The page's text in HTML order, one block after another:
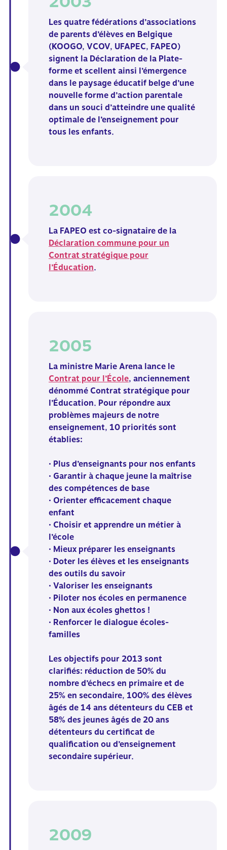
Les quatre fédérations d’associations
de parents d’élèves en Belgique
(KOOGO, VCOV, UFAPEC, FAPEO)
signent la Déclaration de la Plate-
forme et scellent ainsi l’émergence
dans le paysage éducatif belge d’une
nouvelle forme d’action parentale
dans un souci d’atteindre une qualité
optimale de l’enseignement pour
tous les enfants.
2004
La FAPEO est co-signataire de la
Déclaration commune pour un
Contrat stratégique pour
l’Éducation.
2005
La ministre Marie Arena lance le
Contrat pour l’École, anciennement
dénommé Contrat stratégique pour
l’Éducation. Pour répondre aux
problèmes majeurs de notre
enseignement, 10 priorités sont
établies:
• Plus d’enseignants pour nos enfants
• Garantir à chaque jeune la maîtrise
des compétences de base
• Orienter efficacement chaque
enfant
• Choisir et apprendre un métier à
l’école
• Mieux préparer les enseignants
• Doter les élèves et les enseignants
des outils du savoir
• Valoriser les enseignants
• Piloter nos écoles en permanence
• Non aux écoles ghettos !
• Renforcer le dialogue écoles-
familles
Les objectifs pour 2013 sont
clarifiés: réduction de 50% du
nombre d’échecs en primaire et de
25% en secondaire, 100% des élèves
âgés de 14 ans détenteurs du CEB et
58% des jeunes âgés de 20 ans
détenteurs du certificat de
qualification ou d’enseignement
secondaire supérieur.
2009